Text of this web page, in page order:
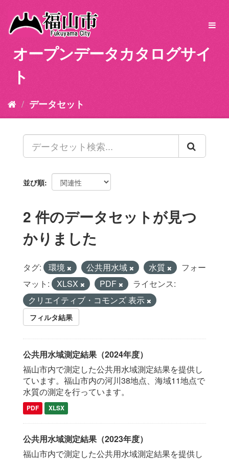
オープンデータカタログサイ
ト
データセット
並び順
2 件のデータセットが見つ
かりました
タグ: 環境 公共用水域 水質
フォー
マット:
XLSX PDF
ライセンス:
クリエイティブ・コモンズ 表示
フィルタ結果
公共用水域測定結果（2024年度）
福山市内で測定した公共用水域測定結果を提供し
ています。福山市内の河川38地点、海域11地点で
水質の測定を行っています。
PDF XLSX
公共用水域測定結果（2023年度）
福山市内で測定した公共用水域測定結果を提供し